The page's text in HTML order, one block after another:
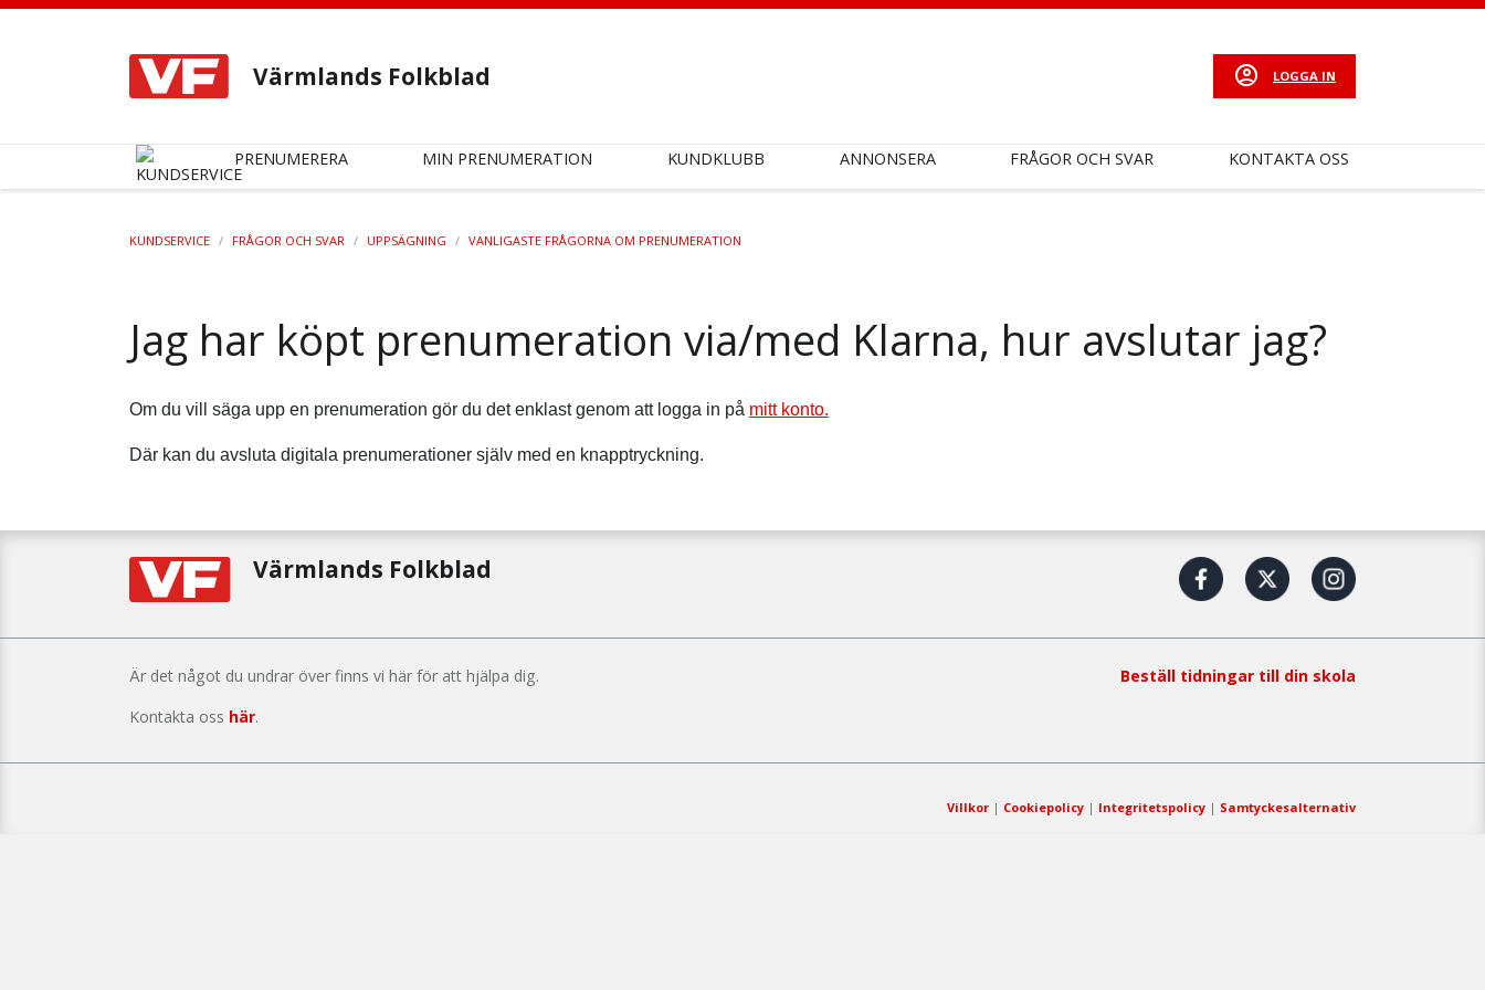
Värmlands Folkblad LOGGA IN
PRENUMERERA MIN PRENUMERATION KUNDKLUBB ANNONSERA FRÅGOR OCH SVAR KONTAKTA OSS
KUNDSERVICE / FRÅGOR OCH SVAR / UPPSÄGNING / VANLIGASTE FRÅGORNA OM PRENUMERATION
Jag har köpt prenumeration via/med Klarna, hur avslutar jag?
Om du vill säga upp en prenumeration gör du det enklast genom att logga in på mitt konto.
Där kan du avsluta digitala prenumerationer själv med en knapptryckning.
Värmlands Folkblad
Är det något du undrar över finns vi här för att hjälpa dig.
Kontakta oss här.
Beställ tidningar till din skola
Villkor | Cookiepolicy | Integritetspolicy | Samtyckesalternativ